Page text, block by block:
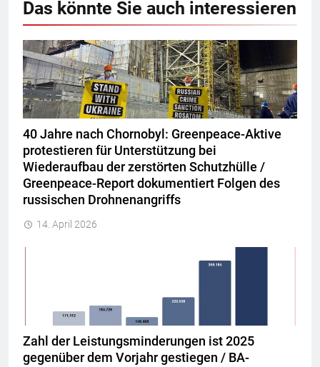
Das könnte Sie auch interessieren
40 Jahre nach Chornobyl: Greenpeace-Aktive
protestieren für Unterstützung bei
Wiederaufbau der zerstörten Schutzhülle /
Greenpeace-Report dokumentiert Folgen des
russischen Drohnenangriffs
14. April 2026
Zahl der Leistungsminderungen ist 2025
gegenüber dem Vorjahr gestiegen / BA-